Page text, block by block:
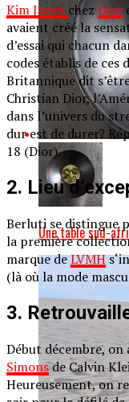
Kim Jones chezDior
avaient créé la
d’essai qui chacun
codes établis de ces
Britannique dit
Christian Dior,
dans l’univers du
dur est de durer?
18 (Dior).
2. Lieu
Berluti se distingue
la première
marque deLVMH
(là où la mode
3.
Début décembre,
Simonsde Calvin
Heureusement, on
Une table sud-